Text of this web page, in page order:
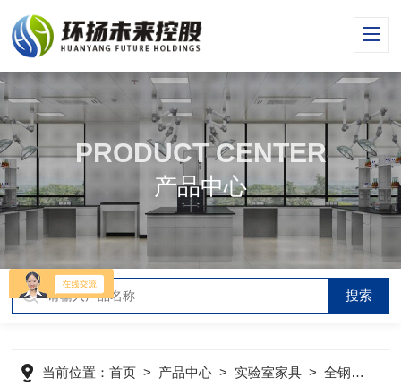
PRODUCT CENTER
产品中心
当前位置：首页 > 产品中心 > 实验室家具 >全钢通风柜